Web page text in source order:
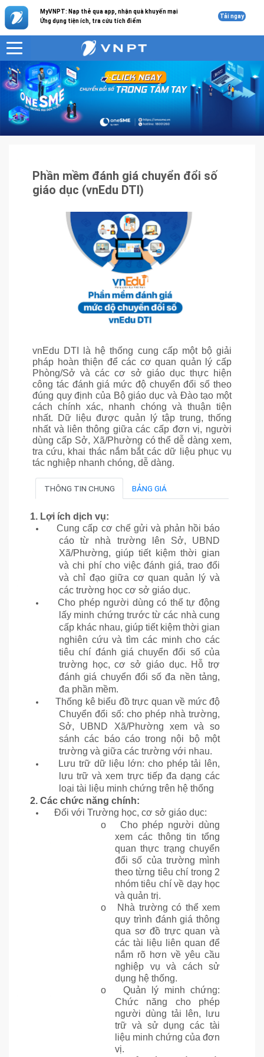
MyVNPT: Nạp thẻ qua app, nhận quà khuyến mại
Ứng dụng tiện ích, tra cứu tích điểm
Tải ngay
VNPT
Sản phẩm - Dịch vụ
Phần mềm đánh giá chuyển đổi số giáo dục (vnEdu DTI)
Phần mềm đánh giá chuyển đổi số
giáo dục (vnEdu DTI)
vnEdu DTI là hệ thống cung cấp một bộ giải
pháp hoàn thiện để các cơ quan quản lý cấp
Phòng/Sở và các cơ sở giáo dục thực hiện
công tác đánh giá mức độ chuyển đổi số theo
đúng quy định của Bộ giáo dục và Đào tạo một
cách chính xác, nhanh chóng và thuận tiện
nhất. Dữ liệu được quản lý tập trung, thống
nhất và liên thông giữa các cấp đơn vị, người
dùng cấp Sở, Xã/Phường có thể dễ dàng xem,
tra cứu, khai thác nắm bắt các dữ liệu phục vụ
tác nghiệp nhanh chóng, dễ dàng.
THÔNG TIN CHUNG BẢNG GIÁ
1. Lợi ích dịch vụ:
Cung cấp cơ chế gửi và phản hồi báo
cáo từ nhà trường lên Sở, UBND
Xã/Phường, giúp tiết kiệm thời gian
và chi phí cho việc đánh giá, trao đổi
và chỉ đạo giữa cơ quan quản lý và
các trường học cơ sở giáo dục.
Cho phép người dùng có thể tự động
lấy minh chứng trước từ các nhà cung
cấp khác nhau, giúp tiết kiệm thời gian
nghiên cứu và tìm các minh cho các
tiêu chí đánh giá chuyển đổi số của
trường học, cơ sở giáo dục. Hỗ trợ
đánh giá chuyển đổi số đa nền tảng,
đa phần mềm.
Thống kê biểu đồ trực quan về mức độ
Chuyển đổi số: cho phép nhà trường,
Sở, UBND Xã/Phường xem và so
sánh các báo cáo trong nội bộ một
trường và giữa các trường với nhau.
Lưu trữ dữ liệu lớn: cho phép tải lên,
lưu trữ và xem trực tiếp đa dạng các
loại tài liệu minh chứng trên hệ thống
2. Các chức năng chính:
Đối với Trường học, cơ sở giáo dục:
o
Cho phép người dùng
xem các thông tin tổng
quan thực trạng chuyển
đổi số của trường mình
theo từng tiêu chí trong 2
nhóm tiêu chí về dạy học
và quản trị.
o
Nhà trường có thể xem
quy trình đánh giá thông
qua sơ đồ trực quan và
các tài liệu liên quan để
nắm rõ hơn về yêu cầu
nghiệp vụ và cách sử
dụng hệ thống.
o
Quản lý minh chứng:
Chức năng cho phép
người dùng tải lên, lưu
trữ và sử dụng các tài
liệu minh chứng của đơn
vị.